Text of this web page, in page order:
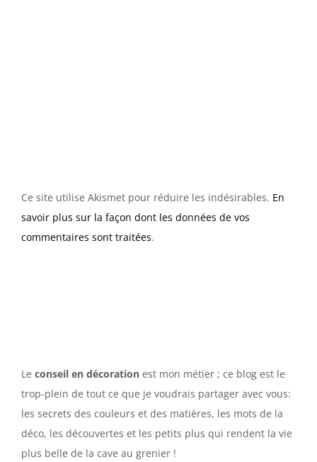
Ce site utilise Akismet pour réduire les indésirables. En
savoir plus sur la façon dont les données de vos
commentaires sont traitées.
Le conseil en décoration est mon métier ; ce blog est le
trop-plein de tout ce que je voudrais partager avec vous:
les secrets des couleurs et des matières, les mots de la
déco, les découvertes et les petits plus qui rendent la vie
plus belle de la cave au grenier !